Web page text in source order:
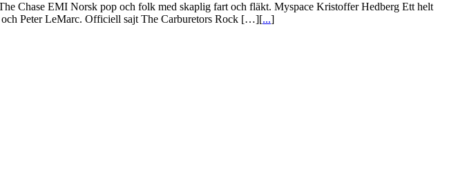
Chase EMI Norsk pop och folk med skaplig fart och fläkt. Myspace Kristoffer Hedberg Ett helt
Peter LeMarc. Officiell sajt The Carburetors Rock […][...]